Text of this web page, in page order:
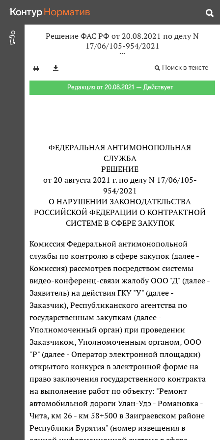
Решение ФАС РФ от 20.08.2021 по делу N
17/06/105-954/2021
Поиск в тексте
Редакция от 20.08.2021 — Действует
ФЕДЕРАЛЬНАЯ АНТИМОНОПОЛЬНАЯ
СЛУЖБА
РЕШЕНИЕ
от 20 августа 2021 г. по делу N 17/06/105-
954/2021
О НАРУШЕНИИ ЗАКОНОДАТЕЛЬСТВА
РОССИЙСКОЙ ФЕДЕРАЦИИ О КОНТРАКТНОЙ
СИСТЕМЕ В СФЕРЕ ЗАКУПОК
Комиссия Федеральной антимонопольной
службы по контролю в сфере закупок (далее -
Комиссия) рассмотрев посредством системы
видео-конференц-связи жалобу ООО "Д" (далее -
Заявитель) на действия ГКУ "У" (далее -
Заказчик), Республиканского агентства по
государственным закупкам (далее -
Уполномоченный орган) при проведении
Заказчиком, Уполномоченным органом, ООО
"Р" (далее - Оператор электронной площадки)
открытого конкурса в электронной форме на
право заключения государственного контракта
на выполнение работ по объекту: "Ремонт
автомобильной дороги Улан-Удэ - Романовка -
Чита, км 26 - км 58+500 в Заиграевском районе
Республики Бурятия" (номер извещения в